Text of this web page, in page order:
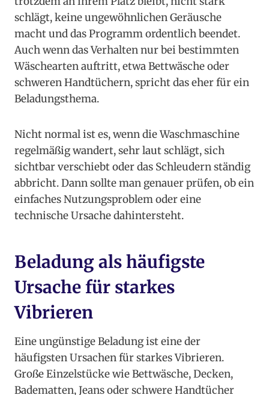
schlägt, keine ungewöhnlichen Geräusche
macht und das Programm ordentlich beendet.
Auch wenn das Verhalten nur bei bestimmten
Wäschearten auftritt, etwa Bettwäsche oder
schweren Handtüchern, spricht das eher für ein
Beladungsthema.
Nicht normal ist es, wenn die Waschmaschine
regelmäßig wandert, sehr laut schlägt, sich
sichtbar verschiebt oder das Schleudern ständig
abbricht. Dann sollte man genauer prüfen, ob ein
einfaches Nutzungsproblem oder eine
technische Ursache dahintersteht.
Beladung als häufigste
Ursache für starkes
Vibrieren
Eine ungünstige Beladung ist eine der
häufigsten Ursachen für starkes Vibrieren.
Große Einzelstücke wie Bettwäsche, Decken,
Badematten, Jeans oder schwere Handtücher